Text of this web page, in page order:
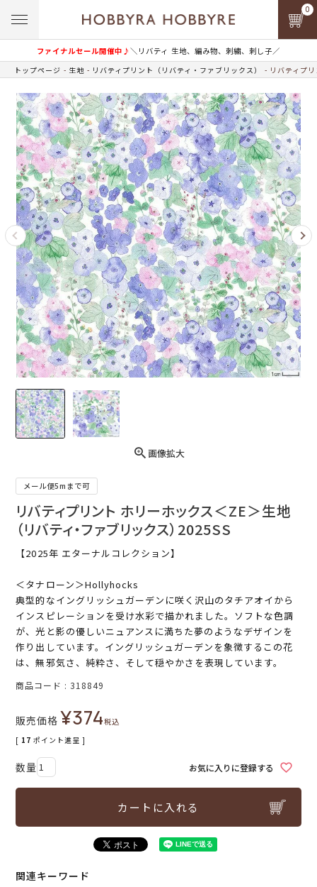
ファイナルセール開催中♪＼リバティ 生地、編み物、刺繍、刺し子／
0
トップページ 生地 リバティプリント（リバティ・ファブリックス） リバティプ
画像拡大
メール便5mまで可
リバティプリント ホリーホックス＜ZE＞生地
（リバティ・ファブリックス）2025SS
【2025年 エターナルコレクション】
＜タナローン＞Hollyhocks
典型的なイングリッシュガーデンに咲く沢山のタチアオイから
インスピレーションを受け水彩で描かれました。ソフトな色調
が、光と影の優しいニュアンスに満ちた夢のようなデザインを
作り出しています。イングリッシュガーデンを象徴するこの花
は、無邪気さ、純粋さ、そして穏やかさを表現しています。
商品コード 318849
販売価格 ¥374税込
[ 17 ポイント進呈 ]
お気に入りに登録する
カートに入れる
関連キーワード